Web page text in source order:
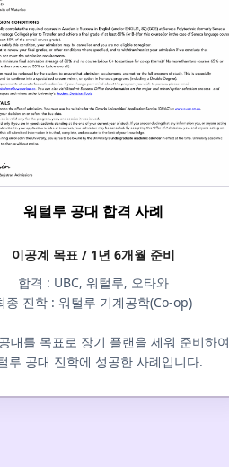
워털루 공대 합격 사례
이공계 목표 / 1년 6개월 준비
합격 : UBC, 워털루, 오타와
종 진학 : 워털루 기계공학(Co-op)
대를 목표로 장기 플랜을 세워 준비하여
루 공대 진학에 성공한 사례입니다.